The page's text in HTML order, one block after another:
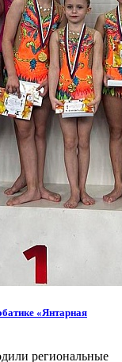
«Янтарная
региональные